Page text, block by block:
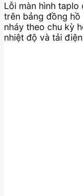
Lỗi màn hình
trên bảng đồng
nháy theo chu kỳ
nhiệt độ và tải